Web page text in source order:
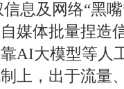
息及网络“黑
媒体批量捏造
AI大模型等人
上，出于流量